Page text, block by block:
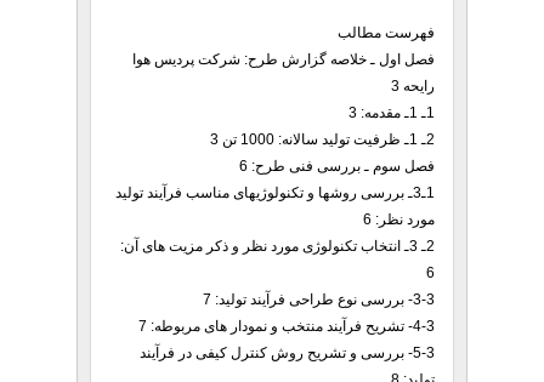
فهرست مطالب
فصل اول ـ خلاصه گزارش طرح: شرکت پردیس هوا
رایحه 3
1ـ 1ـ مقدمه: 3
2ـ 1ـ ظرفیت تولید سالانه: 1000 تن 3
فصل سوم ـ بررسی فنی طرح: 6
1ـ3ـ بررسی روشها و تکنولوژیهای مناسب فرآیند تولید
مورد نظر: 6
2ـ 3ـ انتخاب تکنولوژی مورد نظر و ذکر مزیت های آن:
6
3-3- بررسی نوع طراحی فرآیند تولید: 7
4-3- تشریح فرآیند منتخب و نمودار های مربوطه: 7
5-3- بررسی و تشریح روش کنترل کیفی در فرآیند